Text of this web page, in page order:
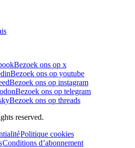
Bezoek ons op x
Bezoek ons op youtube
Bezoek ons op instagram
Bezoek ons op telegram
Bezoek ons op threads
reserved.
Politique cookies
Conditions d’abonnement